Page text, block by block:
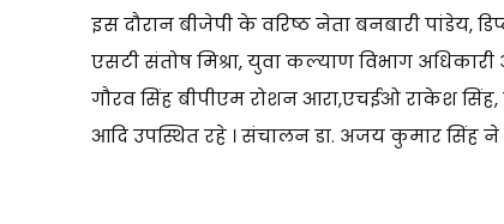
इस दौरान बीजेपी के वरिष्ठ नेता बनबारी पांडेय,
एसटी संतोष मिश्रा, युवा कल्याण विभाग अधिकारी
गौरव सिंह बीपीएम रोशन आरा,एचईओ राकेश सिंह,
आदि उपस्थित रहे । संचालन डा. अजय कुमार सिंह ने